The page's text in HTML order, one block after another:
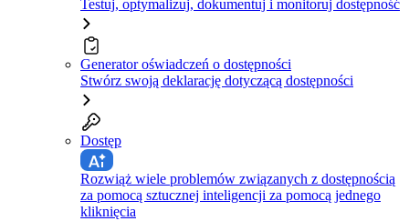
Testuj, optymalizuj, dokumentuj i monitoruj dostępność
Generator oświadczeń o dostępności
Stwórz swoją deklarację dotyczącą dostępności
Dostęp
Rozwiąż wiele problemów związanych z dostępnością
za pomocą sztucznej inteligencji za pomocą jednego
kliknięcia